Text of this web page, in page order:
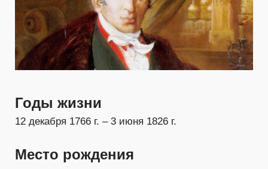
Годы жизни
12 декабря 1766 г. – 3 июня 1826 г.
Место рождения